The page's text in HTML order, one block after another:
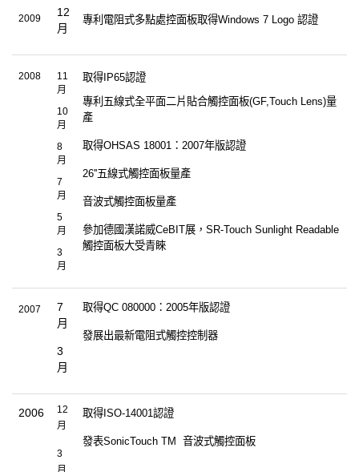
2009
12
月
專利電阻式多點處控面板取得Windows 7 Logo 認證
2008
11
月
10
月
8
月
7
月
5
月
3
月
取得 IP65認證
專利五線式全平面二片貼合觸控面板(GF,Touch Lens)量
產
取得OHSAS 18001 ： 2007年版認證
26''五線式觸控面板量產
音波式觸控面板量產
參加德國漢諾威CeBIT展， SR-Touch Sunlight Readable
觸控面板大受青睞
2007
7
月
3
月
取得QC 080000 ： 2005年版認證
發展出最新電阻式觸控控制器
2006
12
月
3
月
取得 ISO-14001認證
發表SonicTouch TM 音波式觸控面板